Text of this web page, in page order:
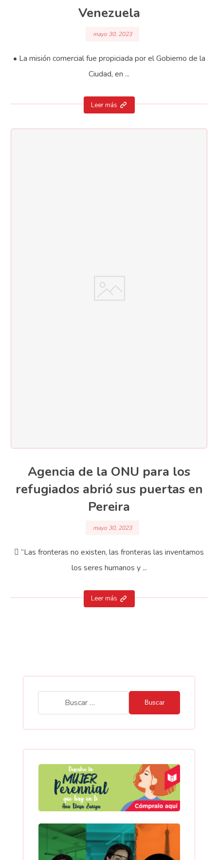
Venezuela
mayo 30, 2023
• La misión comercial fue propiciada por el Gobierno de la
Ciudad, en ...
Leer más
Agencia de la ONU para los
refugiados abrió sus puertas en
Pereira
mayo 30, 2023
 “Las fronteras no existen, las fronteras las inventamos
los seres humanos y ...
Leer más
Buscar